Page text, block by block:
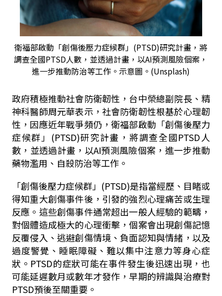
衛福部啟動「創傷後壓力症候群」(PTSD)研究計畫，將
調查全國PTSD人數，並透過計畫，以AI預測風險個案，
進一步推動防治等工作。示意圖。(Unsplash)
政府積極推動社會防衛韌性，台中榮總副院長、精
神科醫師周元華表示，社會防衛韌性根基於心理韌
性，因應近年戰爭頻仍，衛福部啟動「創傷後壓力
症候群」(PTSD)研究計畫，將調查全國PTSD人
數，並透過計畫，以AI預測風險個案，進一步推動
藥物濫用、自殺防治等工作。
「創傷後壓力症候群」(PTSD)是指當經歷、目睹或
得知重大創傷事件後，引發的強烈心理痛苦或生理
反應。這些創傷事件通常超出一般人經驗的範疇，
對個體造成極大的心理衝擊，個案會出現創傷記憶
反覆侵入、逃避創傷情境、負面認知與情緒，以及
過度警覺、睡眠障礙、難以集中注意力等身心症
狀。PTSD的症狀可能在事件發生後迅速出現，也
可能延遲數月或數年才發作，早期的辨識與治療對
PTSD預後至關重要。